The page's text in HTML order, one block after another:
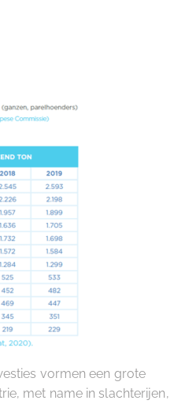
vormen een grote
met name in slachterijen,